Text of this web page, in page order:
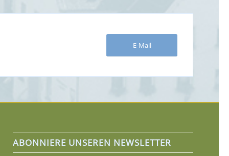
E-Mail
ABONNIERE UNSEREN NEWSLETTER